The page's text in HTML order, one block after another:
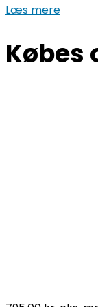
Læs mere
Købes